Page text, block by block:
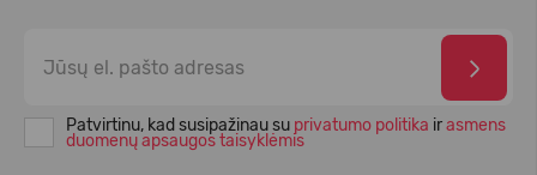
Patvirtinu, kad susipažinau su privatumo politika irasmens
duomenų apsaugos taisyklėmis